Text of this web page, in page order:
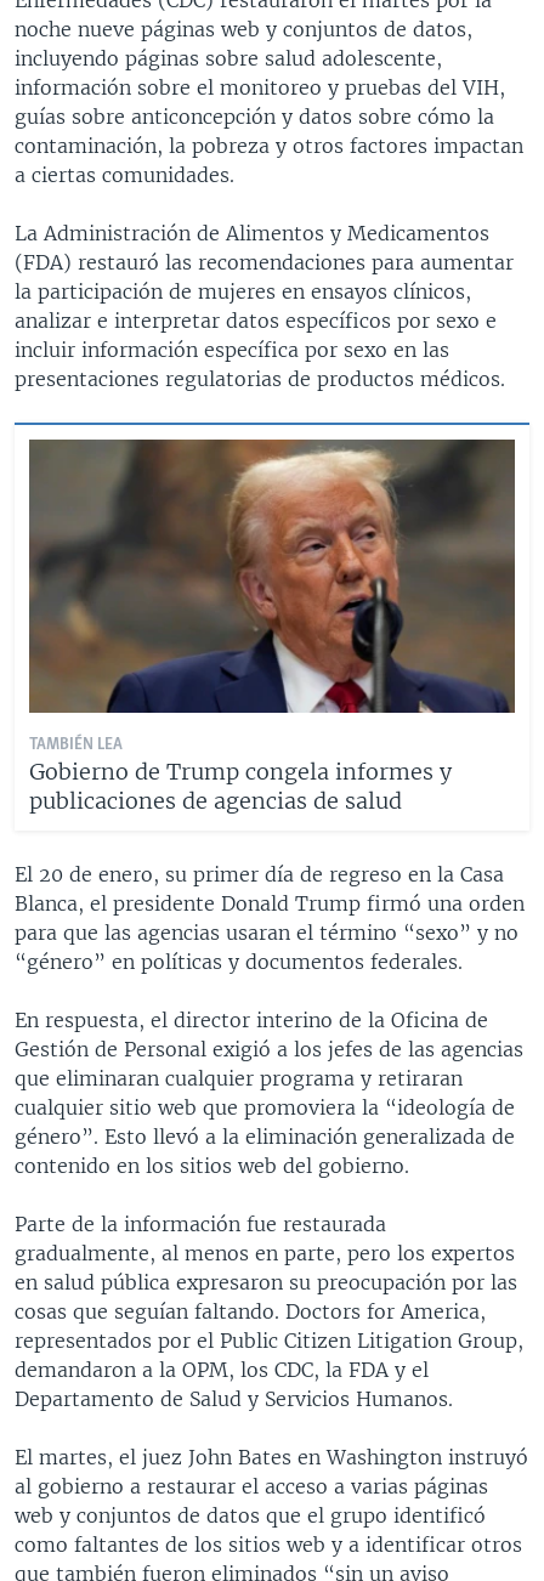
noche nueve páginas web y conjuntos de datos,
incluyendo páginas sobre salud adolescente,
información sobre el monitoreo y pruebas del VIH,
guías sobre anticoncepción y datos sobre cómo la
contaminación, la pobreza y otros factores impactan
a ciertas comunidades.
La Administración de Alimentos y Medicamentos
(FDA) restauró las recomendaciones para aumentar
la participación de mujeres en ensayos clínicos,
analizar e interpretar datos específicos por sexo e
incluir información específica por sexo en las
presentaciones regulatorias de productos médicos.
TAMBIÉN LEA
Gobierno de Trump congela informes y
publicaciones de agencias de salud
El 20 de enero, su primer día de regreso en la Casa
Blanca, el presidente Donald Trump firmó una orden
para que las agencias usaran el término “sexo” y no
“género” en políticas y documentos federales.
En respuesta, el director interino de la Oficina de
Gestión de Personal exigió a los jefes de las agencias
que eliminaran cualquier programa y retiraran
cualquier sitio web que promoviera la “ideología de
género”. Esto llevó a la eliminación generalizada de
contenido en los sitios web del gobierno.
Parte de la información fue restaurada
gradualmente, al menos en parte, pero los expertos
en salud pública expresaron su preocupación por las
cosas que seguían faltando. Doctors for America,
representados por el Public Citizen Litigation Group,
demandaron a la OPM, los CDC, la FDA y el
Departamento de Salud y Servicios Humanos.
El martes, el juez John Bates en Washington instruyó
al gobierno a restaurar el acceso a varias páginas
web y conjuntos de datos que el grupo identificó
como faltantes de los sitios web y a identificar otros
que también fueron eliminados “sin un aviso